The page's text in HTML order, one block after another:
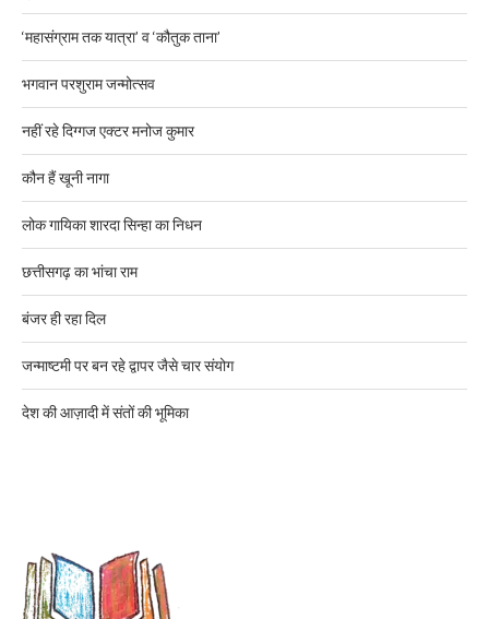
‘महासंग्राम तक यात्रा’ व ‘कौतुक ताना’
भगवान परशुराम जन्मोत्सव
नहीं रहे दिग्गज एक्टर मनोज कुमार
कौन हैं खूनी नागा
लोक गायिका शारदा सिन्हा का निधन
छत्तीसगढ़ का भांचा राम
बंजर ही रहा दिल
जन्माष्टमी पर बन रहे द्वापर जैसे चार संयोग
देश की आज़ादी में संतों की भूमिका